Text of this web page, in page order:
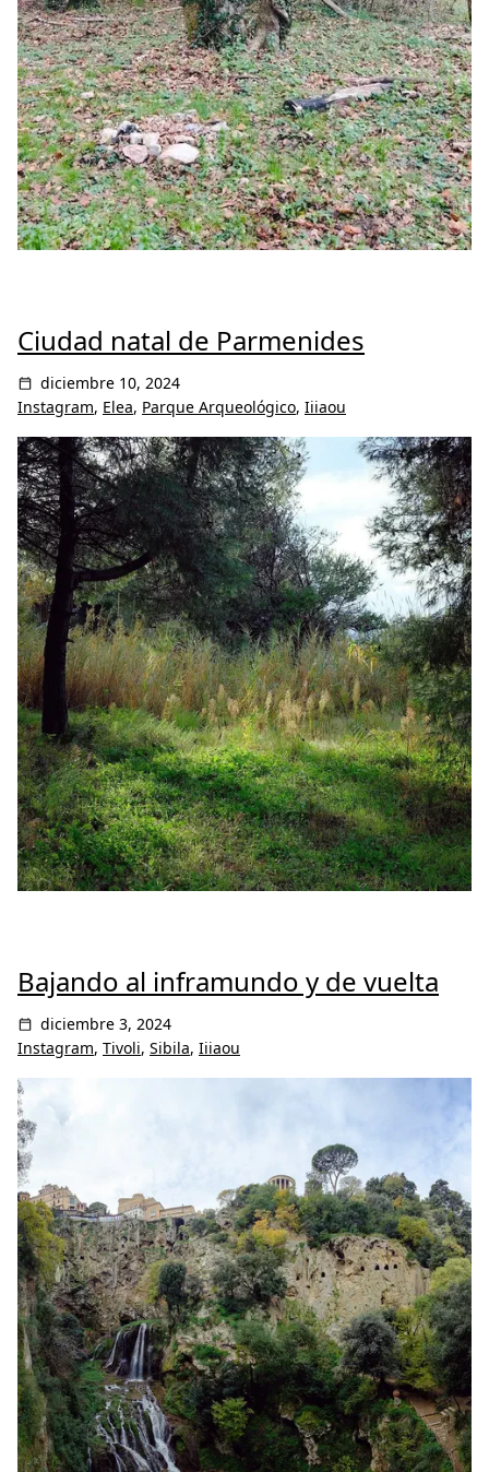
Ciudad natal de Parmenides
diciembre 10, 2024
Instagram, Elea, Parque Arqueológico, Iiiaou
Bajando al inframundo y de vuelta
diciembre 3, 2024
Instagram, Tivoli, Sibila, Iiiaou